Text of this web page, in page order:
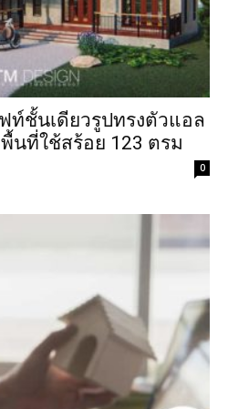
ท์ชั้นเดียวรูปทรงตัวแอล
นที่ใช้สร้อย 123 ตรม
0